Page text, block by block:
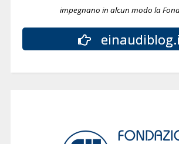
impegnano in alcun modo la